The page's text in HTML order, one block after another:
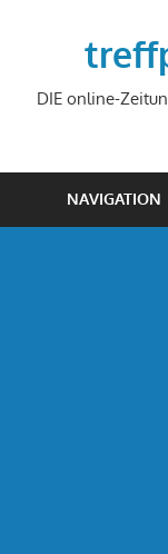
DIE online-
NAVIGATION